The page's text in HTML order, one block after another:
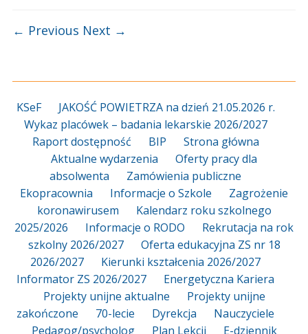
← Previous Next →
KSeF
JAKOŚĆ POWIETRZA na dzień 21.05.2026 r.
Wykaz placówek – badania lekarskie 2026/2027
Raport dostępność
BIP
Strona główna
Aktualne wydarzenia
Oferty pracy dla
absolwenta
Zamówienia publiczne
Ekopracownia
Informacje o Szkole
Zagrożenie
koronawirusem
Kalendarz roku szkolnego
2025/2026
Informacje o RODO
Rekrutacja na rok
szkolny 2026/2027
Oferta edukacyjna ZS nr 18
2026/2027
Kierunki kształcenia 2026/2027
Informator ZS 2026/2027
Energetyczna Kariera
Projekty unijne aktualne
Projekty unijne
zakończone
70-lecie Dyrekcja
Nauczyciele
Pedagog/psycholog
Plan Lekcji
E-dziennik